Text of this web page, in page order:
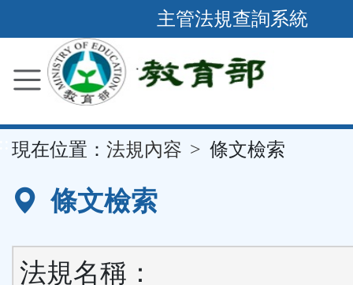
到
要
容
區
主管法規查詢系統
現在位置： 法規內容 條文檢索
條文檢索
法規名稱：